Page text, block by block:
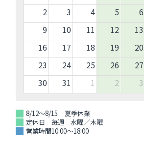
2
3 4 5 6
9
10 11 12 13
16
17 18 19 20
23
24 25 26 27
30
31 1 2 3
8/12～8/15 夏季休業
定休日 毎週 水曜／木曜
営業時間10:00～18:00